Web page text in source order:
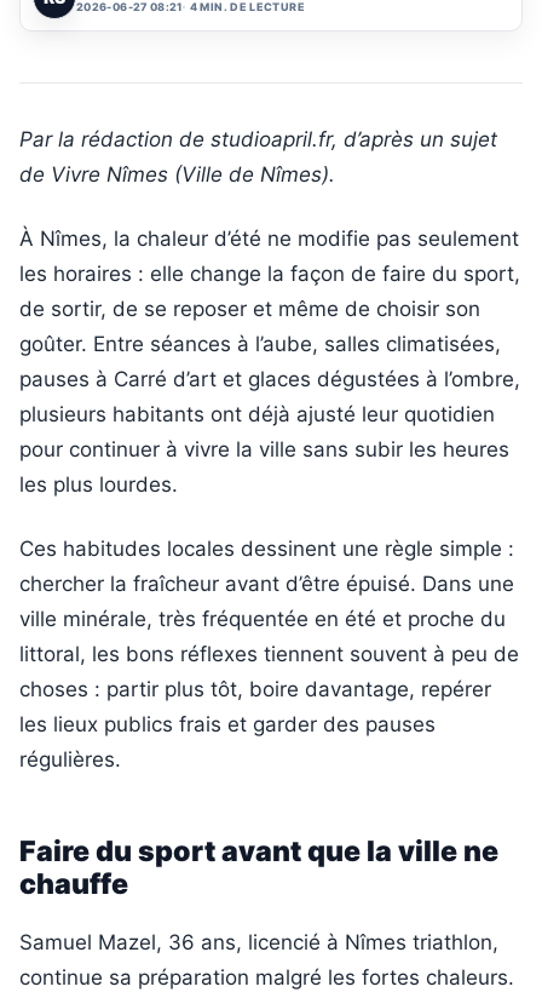
2026-06-27 08:21 4 MIN. DE LECTURE
Par la rédaction de studioapril.fr, d’après un sujet
de Vivre Nîmes (Ville de Nîmes).
À Nîmes, la chaleur d’été ne modifie pas seulement
les horaires : elle change la façon de faire du sport,
de sortir, de se reposer et même de choisir son
goûter. Entre séances à l’aube, salles climatisées,
pauses à Carré d’art et glaces dégustées à l’ombre,
plusieurs habitants ont déjà ajusté leur quotidien
pour continuer à vivre la ville sans subir les heures
les plus lourdes.
Ces habitudes locales dessinent une règle simple :
chercher la fraîcheur avant d’être épuisé. Dans une
ville minérale, très fréquentée en été et proche du
littoral, les bons réflexes tiennent souvent à peu de
choses : partir plus tôt, boire davantage, repérer
les lieux publics frais et garder des pauses
régulières.
Faire du sport avant que la ville ne
chauffe
Samuel Mazel, 36 ans, licencié à Nîmes triathlon,
continue sa préparation malgré les fortes chaleurs.